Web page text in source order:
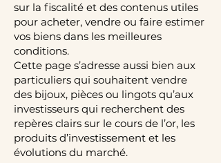
sur la fiscalité et des contenus utiles
pour acheter, vendre ou faire estimer
vos biens dans les meilleures
conditions.
Cette page s’adresse aussi bien aux
particuliers qui souhaitent vendre
des bijoux, pièces ou lingots qu’aux
investisseurs qui recherchent des
repères clairs sur le cours de l’or, les
produits d’investissement et les
évolutions du marché.